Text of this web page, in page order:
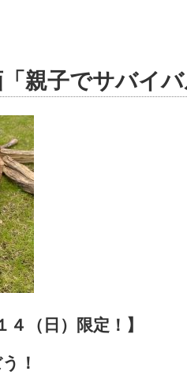
親子でサバイバ
４（日）限定！】
！